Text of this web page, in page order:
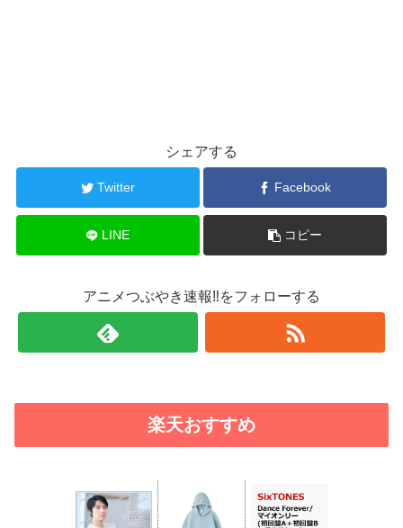
シェアする
Twitter Facebook
LINE コピー
アニメつぶやき速報‼をフォローする
楽天おすすめ